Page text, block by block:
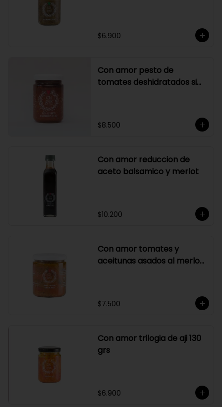
$6.900
Con amor pesto de
tomates deshidratados sin
$8.500
Con amor reduccion de
aceto balsamico y merlot
$10.200
Con amor tomates y
aceitunas asados al merlot
$7.500
Con amor trilogia de aji 130
grs
$6.900